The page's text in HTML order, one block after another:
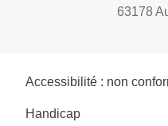
63178
Accessibilité : non
Handicap